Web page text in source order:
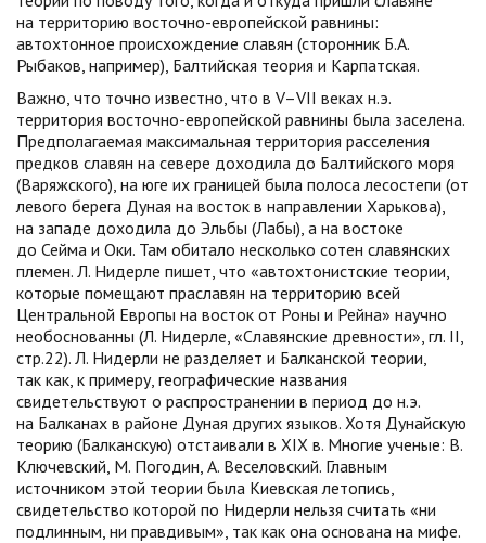
на территорию восточно-европейской равнины:
автохтонное происхождение славян (сторонник Б.А.
Рыбаков, например), Балтийская теория и Карпатская.
Важно, что точно известно, что в V–VII веках н.э.
территория восточно-европейской равнины была заселена.
Предполагаемая максимальная территория расселения
предков славян на севере доходила до Балтийского моря
(Варяжского), на юге их границей была полоса лесостепи (от
левого берега Дуная на восток в направлении Харькова),
на западе доходила до Эльбы (Лабы), а на востоке
до Сейма и Оки. Там обитало несколько сотен славянских
племен. Л. Нидерле пишет, что «автохтонистские теории,
которые помещают праславян на территорию всей
Центральной Европы на восток от Роны и Рейна» научно
необоснованны (Л. Нидерле, «Славянские древности», гл. II,
стр.22). Л. Нидерли не разделяет и Балканской теории,
так как, к примеру, географические названия
свидетельствуют о распространении в период до н.э.
на Балканах в районе Дуная других языков. Хотя Дунайскую
теорию (Балканскую) отстаивали в ХIХ в. Многие ученые: В.
Ключевский, М. Погодин, А. Веселовский. Главным
источником этой теории была Киевская летопись,
свидетельство которой по Нидерли нельзя считать «ни
подлинным, ни правдивым», так как она основана на мифе.